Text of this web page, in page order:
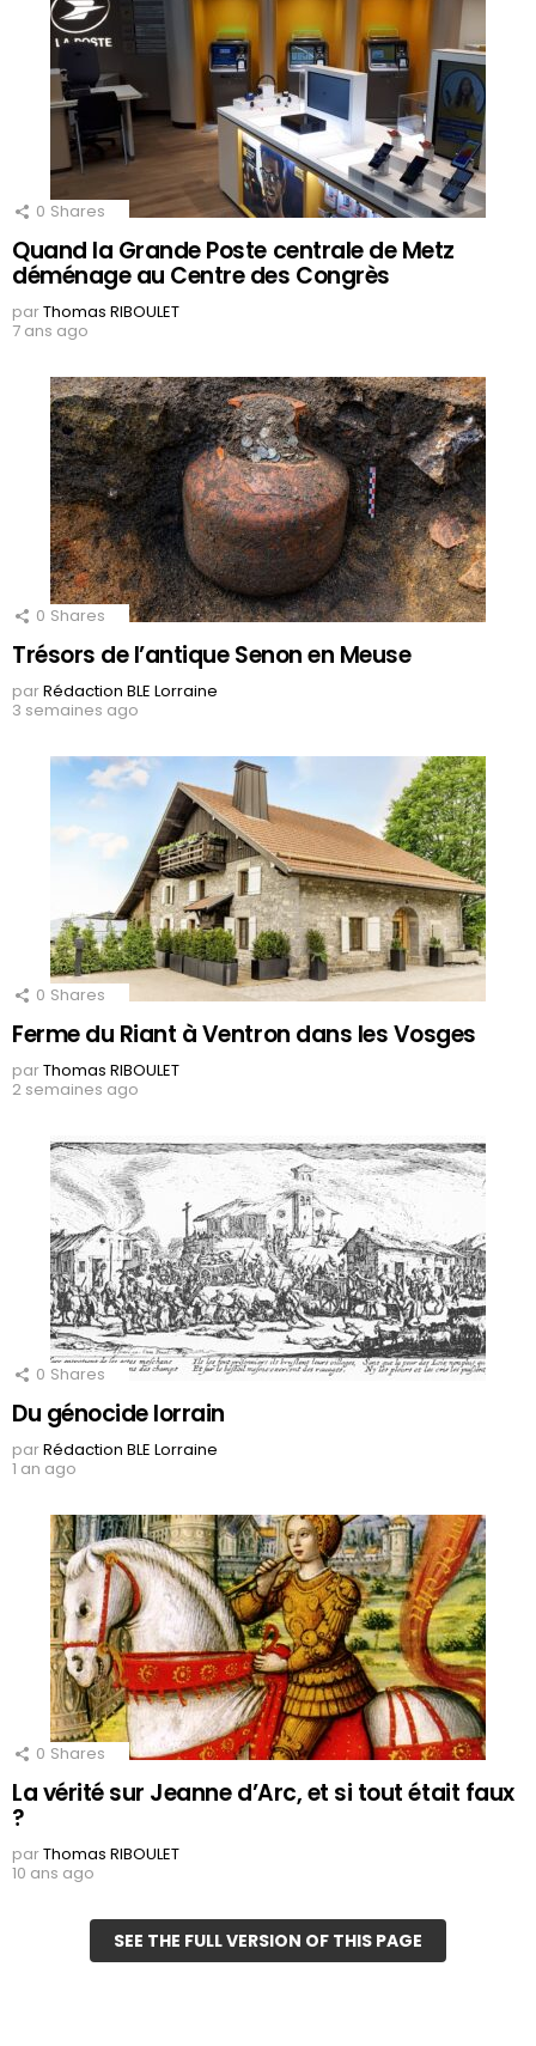
0 Shares
Quand la Grande Poste centrale de Metz
déménage au Centre des Congrès
parThomas RIBOULET
7 ans ago
0 Shares
Trésors de l’antique Senon en Meuse
parRédaction BLE Lorraine
3 semaines ago
0 Shares
Ferme du Riant à Ventron dans les Vosges
parThomas RIBOULET
2 semaines ago
0 Shares
Du génocide lorrain
parRédaction BLE Lorraine
1 an ago
0 Shares
La vérité sur Jeanne d’Arc, et si tout était faux
?
parThomas RIBOULET
10 ans ago
SEE THE FULL VERSION OF THIS PAGE